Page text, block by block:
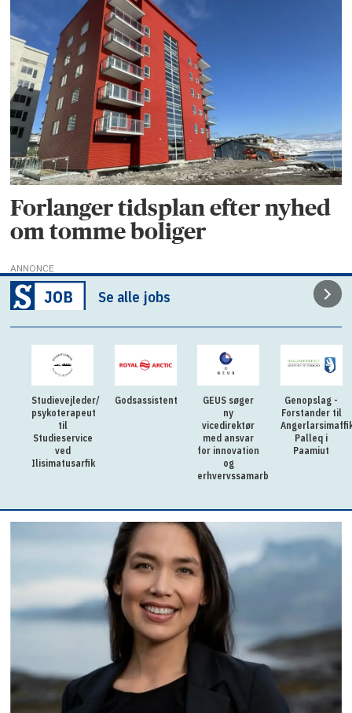
Forlanger tidsplan efter nyhed
om tomme boliger
ANNONCE
Se alle jobs
Studievejleder/
psykoterapeut
til
Studieservice
ved
Ilisimatusarfik
Godsassistent
GEUS søger
ny
vicedirektør
med ansvar
for innovation
og
erhvervssamarbejde
Genopslag -
Forstander til
Palleq i
Paamiut